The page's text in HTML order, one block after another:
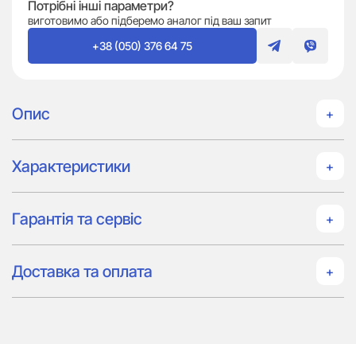
Потрібні інші параметри?
виготовимо або підберемо аналог під ваш запит
+38 (050) 376 64 75
Опис
Характеристики
Гарантія та сервіс
Доставка та оплата